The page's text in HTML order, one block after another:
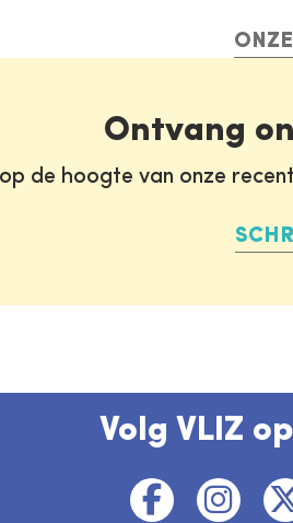
Ontvang
op de hoogte van onze
Volg VLIZ